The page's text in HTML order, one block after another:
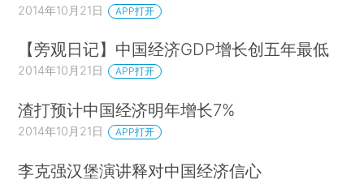
2014年10月21日 APP打开
【旁观日记】中国经济GDP增长创五年最低
2014年10月21日 APP打开
渣打预计中国经济明年增长7%
2014年10月21日 APP打开
李克强汉堡演讲释对中国经济信心